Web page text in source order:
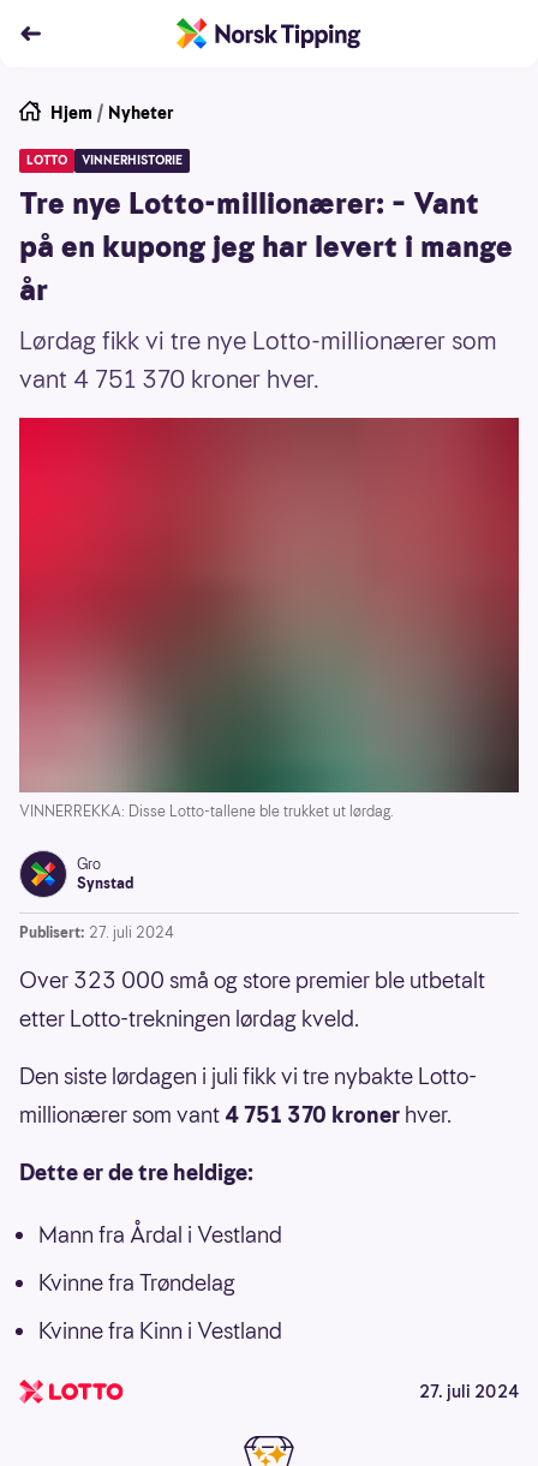
Hjem / Nyheter
LOTTO VINNERHISTORIE
Tre nye Lotto-millionærer: – Vant
på en kupong jeg har levert i mange
år
Lørdag fikk vi tre nye Lotto-millionærer som
vant 4 751 370 kroner hver.
VINNERREKKA: Disse Lotto-tallene ble trukket ut lørdag.
Gro
Synstad
Publisert: 27. juli 2024
Over 323 000 små og store premier ble utbetalt
etter Lotto-trekningen lørdag kveld.
Den siste lørdagen i juli fikk vi tre nybakte Lotto-
millionærer som vant 4 751 370 kroner hver.
Dette er de tre heldige:
Mann fra Årdal i Vestland
Kvinne fra Trøndelag
Kvinne fra Kinn i Vestland
27. juli 2024